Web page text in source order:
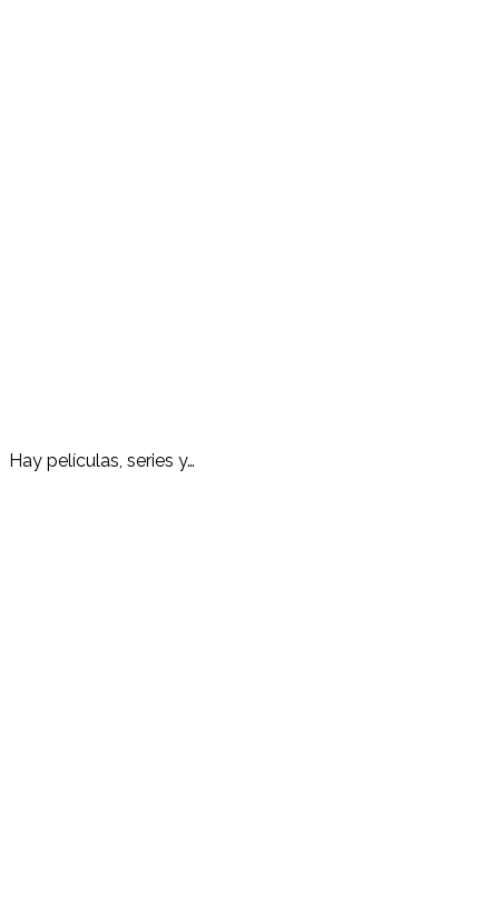
Hay películas, series y…